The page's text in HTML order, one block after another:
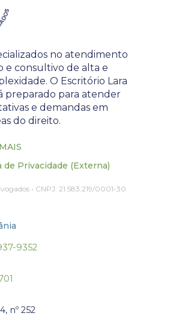
no atendimento
e consultivo de alta e
O Escritório Lara
preparado para atender
e demandas em
do direito.
de Privacidade (Externa)
• CNPJ: 21.583.219/0001-30
9352
nº 252